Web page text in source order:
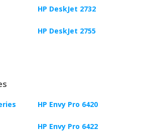
HP DeskJet 2732
HP DeskJet 2755
HP Envy Pro 6420
HP Envy Pro 6422